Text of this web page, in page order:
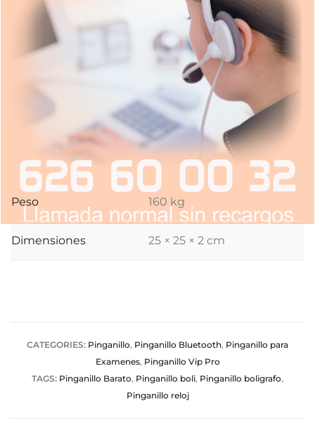
Peso 160 kg
Dimensiones 25 × 25 × 2 cm
CATEGORIES: Pinganillo, Pinganillo Bluetooth, Pinganillo para
Examenes, Pinganillo Vip Pro
TAGS: Pinganillo Barato, Pinganillo boli, Pinganillo boligrafo,
Pinganillo reloj